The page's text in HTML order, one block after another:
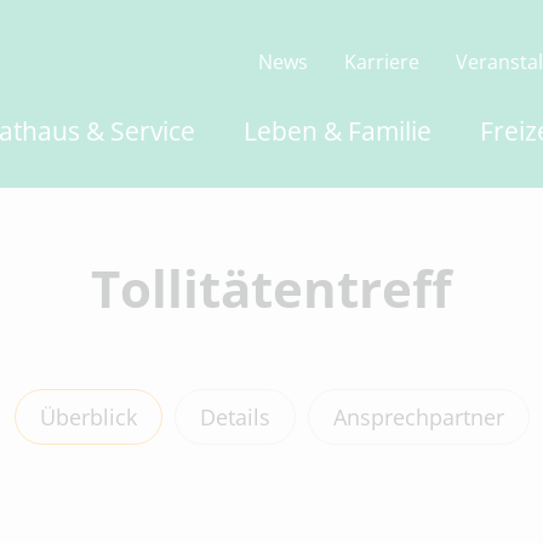
& Service Leben & Familie
News Karriere
Tollitätentreff
Überblick Details Ansprechpartner